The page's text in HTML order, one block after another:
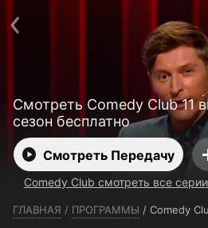
Смотреть Comedy Club 11
сезон бесплатно
Смотреть Передачу
Comedy Club смотреть все серии
ГЛАВНАЯ / ПРОГРАММЫ / Comedy
Пользовательское соглашение
Политика конфиденциальности